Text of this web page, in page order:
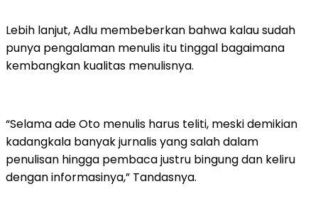
Lebih lanjut, Adlu membeberkan bahwa kalau sudah
punya pengalaman menulis itu tinggal bagaimana
kembangkan kualitas menulisnya.
“Selama ade Oto menulis harus teliti, meski demikian
kadangkala banyak jurnalis yang salah dalam
penulisan hingga pembaca justru bingung dan keliru
dengan informasinya,” Tandasnya.